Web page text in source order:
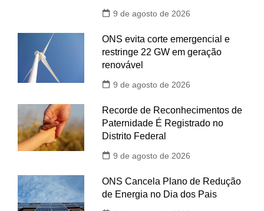
9 de agosto de 2026
ONS evita corte emergencial e
restringe 22 GW em geração
renovável
9 de agosto de 2026
Recorde de Reconhecimentos de
Paternidade É Registrado no
Distrito Federal
9 de agosto de 2026
ONS Cancela Plano de Redução
de Energia no Dia dos Pais